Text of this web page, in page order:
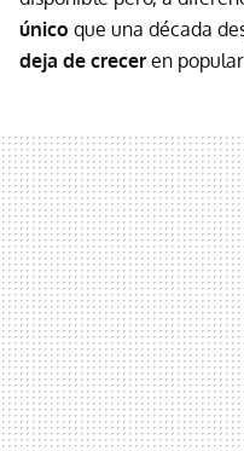
único que una década
deja de crecer en